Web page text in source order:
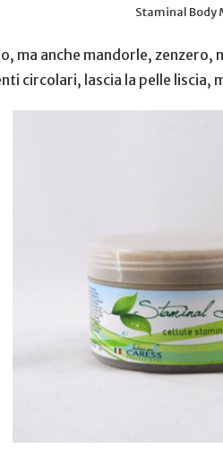
Staminal Body
ma anche mandorle,
circolari, lascia la pelle